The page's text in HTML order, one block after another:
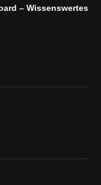
– Wissenswertes